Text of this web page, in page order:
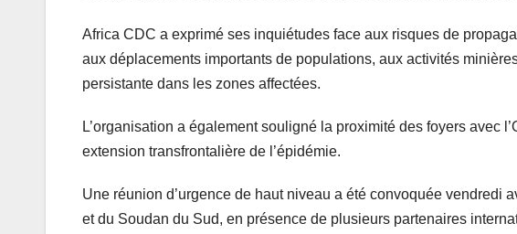
Africa CDC a exprimé ses inquiétudes face aux risques de
aux déplacements importants de populations, aux activités
persistante dans les zones affectées.
L’organisation a également souligné la proximité des foyers avec
extension transfrontalière de l’épidémie.
Une réunion d’urgence de haut niveau a été convoquée vendredi
et du Soudan du Sud, en présence de plusieurs partenaires